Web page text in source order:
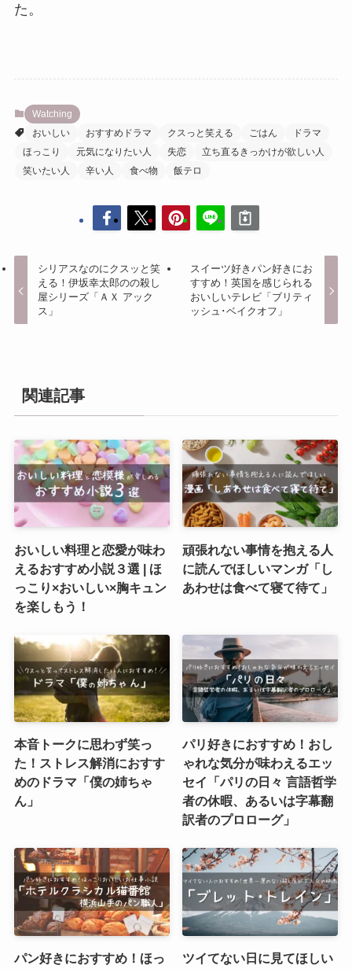
た。
Watching
おいしい
おすすめドラマ クスっと笑える ごはん
ドラマ
ほっこり
元気になりたい人 失恋
立ち直るきっかけが欲しい人
笑いたい人
辛い人 食べ物 飯テロ
シリアスなのにクスッと笑
える！伊坂幸太郎のの殺し
屋シリーズ「ＡＸ アック
ス」
スイーツ好きパン好きにお
すすめ！英国を感じられる
おいしいテレビ「ブリティ
ッシュ･ベイクオフ」
関連記事
おいしい料理と恋愛が味わ
えるおすすめ小説３選 | ほ
っこり×おいしい×胸キュン
を楽しもう！
頑張れない事情を抱える人
に読んでほしいマンガ「し
あわせは食べて寝て待て」
本音トークに思わず笑っ
た！ストレス解消におすす
めのドラマ「僕の姉ちゃ
ん」
パリ好きにおすすめ！おし
ゃれな気分が味わえるエッ
セイ「パリの日々 言語哲学
者の休暇、あるいは字幕翻
訳者のプロローグ」
パン好きにおすすめ！ほっ
ツイてない日に見てほしい